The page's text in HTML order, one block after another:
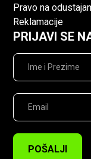
Pravo na
Reklamacije
PRIJAVI SE
POŠALJI